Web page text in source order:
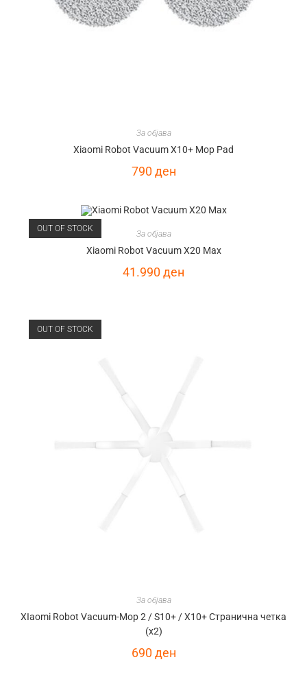
За објава
Xiaomi Robot Vacuum X10+ Mop Pad
790ден
OUT OF STOCK
За објава
Xiaomi Robot Vacuum X20 Max
41.990ден
OUT OF STOCK
За објава
XIaomi Robot Vacuum-Mop 2 / S10+ / X10+ Странична четка
(x2)
690ден